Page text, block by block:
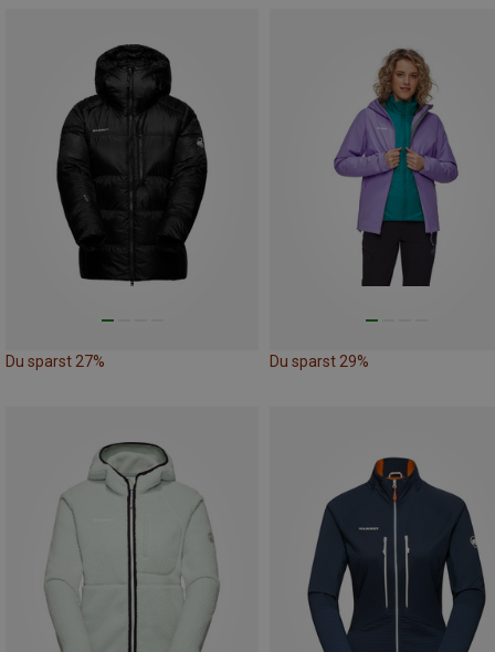
Du sparst 27% Du sparst 29%